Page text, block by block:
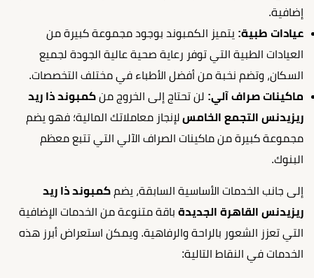
إضافية.
عيادات طبية: يتميز الكمبوند بوجود مجموعة كبيرة من
العيادات الطبية التي توفر رعاية صحية عالية الجودة لجميع
السكان، وتضم نخبة من أفضل الأطباء في مختلف التخصصات.
ماكينات صراف آلي: لن تحتاج إلى الخروج من كمبوند ذا ريد
ريزيدنس التجمع الخامس لإنجاز معاملاتك المالية؛ فهو يضم
مجموعة كبيرة من ماكينات الصراف الآلي التي تتبع معظم
البنوك.
إلى جانب الخدمات الأساسية السابقة، يضم كمبوند ذا ريد
ريزيدنس القاهرة الجديدة باقة متنوعة من الخدمات الإضافية
التي تعزز الشعور بالراحة والرفاهية. ويمكن استعراض أبرز هذه
الخدمات في النقاط التالية: